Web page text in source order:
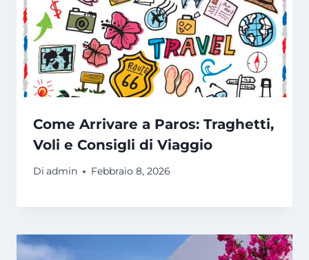
Come Arrivare a Paros: Traghetti,
Voli e Consigli di Viaggio
Di admin Febbraio 8, 2026